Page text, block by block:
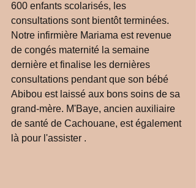
600 enfants scolarisés, les
consultations sont bientôt terminées.
Notre infirmière Mariama est revenue
de congés maternité la semaine
dernière et finalise les dernières
consultations pendant que son bébé
Abibou est laissé aux bons soins de sa
grand-mère. M'Baye, ancien auxiliaire
de santé de Cachouane, est également
là pour l'assister .